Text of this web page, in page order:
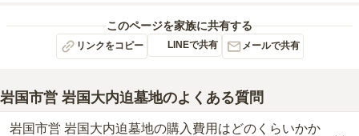
このページを家族に共有する
リンクをコピー LINEで共有 メールで共有
岩国市営 岩国大内迫墓地のよくある質問
岩国市営 岩国大内迫墓地の購入費用はどのくらいかか